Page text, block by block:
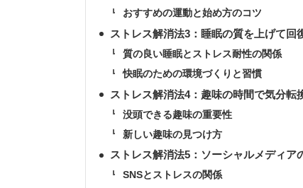
おすすめの運動と始め方のコツ
ストレス解消法3：睡眠の質を上げて回
質の良い睡眠とストレス耐性の関係
快眠のための環境づくりと習慣
ストレス解消法4：趣味の時間で気分転
没頭できる趣味の重要性
新しい趣味の見つけ方
ストレス解消法5：ソーシャルメディア
SNSとストレスの関係